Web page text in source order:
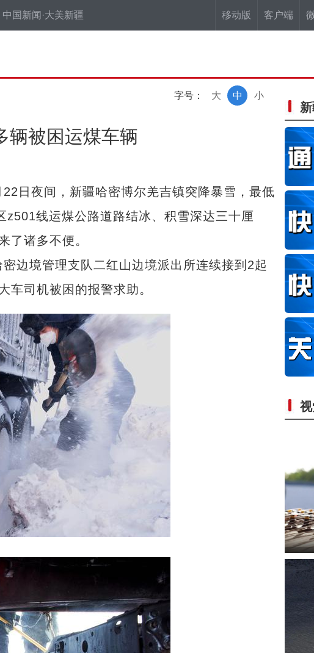
移动版 客户端
中国新闻·大美新疆
字号： 小
中
大
辆被困运煤车辆
夜间，新疆哈密博尔羌吉镇突降暴雪，最低
线运煤公路道路结冰、积雪深达三十厘
了诸多不便。
境管理支队二红山边境派出所连续接到2起
车司机被困的报警求助。